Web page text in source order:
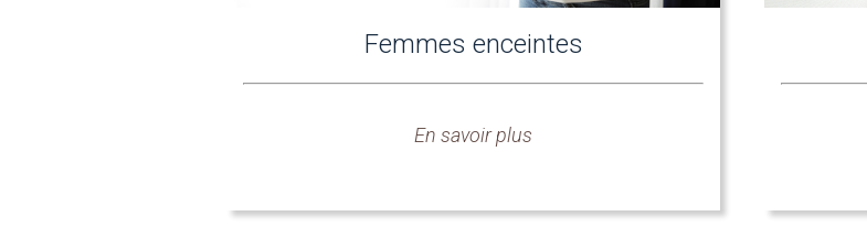
Femmes enceintes
En savoir plus